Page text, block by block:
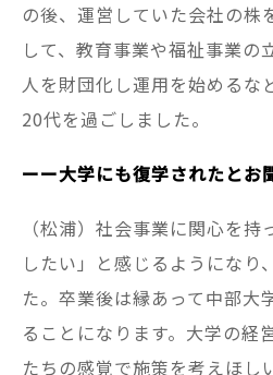
の後、運営していた会社の株
して、教育事業や福祉事業の
人を財団化し運用を始めるな
20代を過ごしました。
ーー大学にも復学されたとお
（松浦）社会事業に関心を
したい」と感じるようになり
た。卒業後は縁あって中部大
ることになります。大学の経
たちの感覚で施策を考えほし